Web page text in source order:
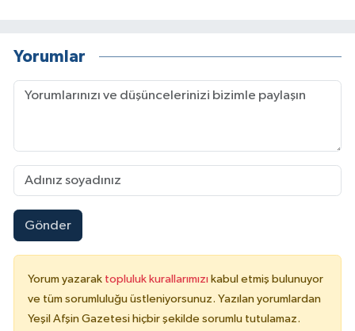
Yorumlar
Gönder
Yorum yazarak topluluk kurallarımızı kabul etmiş bulunuyor
ve tüm sorumluluğu üstleniyorsunuz. Yazılan yorumlardan
Yeşil Afşin Gazetesi hiçbir şekilde sorumlu tutulamaz.